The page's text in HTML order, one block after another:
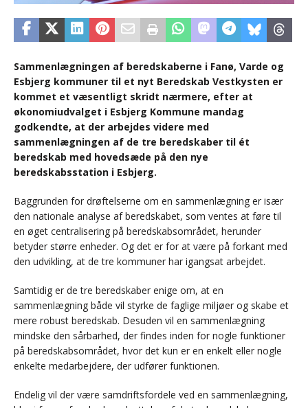
Sammenlægningen af beredskaberne i Fanø, Varde og
Esbjerg kommuner til et nyt Beredskab Vestkysten er
kommet et væsentligt skridt nærmere, efter at
økonomiudvalget i Esbjerg Kommune mandag
godkendte, at der arbejdes videre med
sammenlægningen af de tre beredskaber til ét
beredskab med hovedsæde på den nye
beredskabsstation i Esbjerg.
Baggrunden for drøftelserne om en sammenlægning er især
den nationale analyse af beredskabet, som ventes at føre til
en øget centralisering på beredskabsområdet, herunder
betyder større enheder. Og det er for at være på forkant med
den udvikling, at de tre kommuner har igangsat arbejdet.
Samtidig er de tre beredskaber enige om, at en
sammenlægning både vil styrke de faglige miljøer og skabe et
mere robust beredskab. Desuden vil en sammenlægning
mindske den sårbarhed, der findes inden for nogle funktioner
på beredskabsområdet, hvor det kun er en enkelt eller nogle
enkelte medarbejdere, der udfører funktionen.
Endelig vil der være samdriftsfordele ved en sammenlægning,